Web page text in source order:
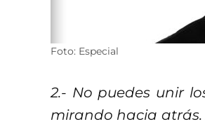
Foto: Especial
2.- No puedes unir
mirando hacia atrás.